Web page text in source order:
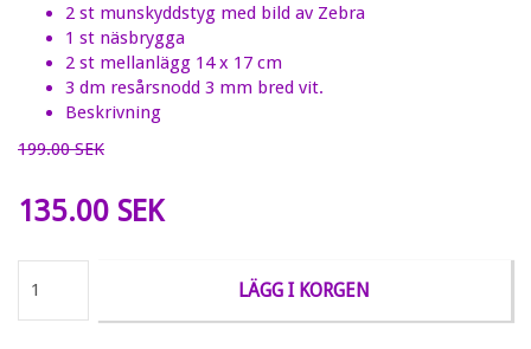
2 st munskyddstyg med bild av Zebra
1 st näsbrygga
2 st mellanlägg 14 x 17 cm
3 dm resårsnodd 3 mm bred vit.
Beskrivning
199.00 SEK
135.00 SEK
LÄGG I KORGEN